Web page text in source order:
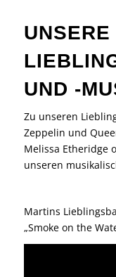
UNSERE
UND -
Zu unseren
Zeppelin und
Melissa Etheridge
unseren
Martins
„Smoke on the